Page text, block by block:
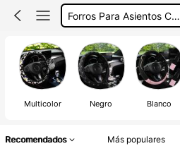
Forros Para Asientos Carro
Asesorio Para Carro
Accesorios Para Carro
Multicolor Negro Blanco
Recomendados Más populares